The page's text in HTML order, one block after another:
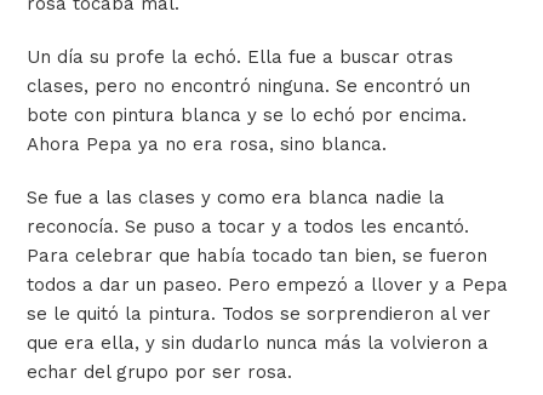
Un día su profe la echó. Ella fue a buscar otras
clases, pero no encontró ninguna. Se encontró un
bote con pintura blanca y se lo echó por encima.
Ahora Pepa ya no era rosa, sino blanca.
Se fue a las clases y como era blanca nadie la
reconocía. Se puso a tocar y a todos les encantó.
Para celebrar que había tocado tan bien, se fueron
todos a dar un paseo. Pero empezó a llover y a Pepa
se le quitó la pintura. Todos se sorprendieron al ver
que era ella, y sin dudarlo nunca más la volvieron a
echar del grupo por ser rosa.